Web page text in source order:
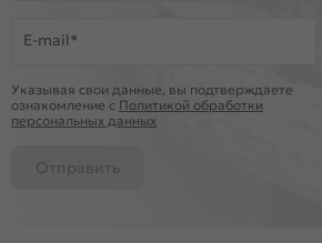
E-mail*
Указывая свои данные, вы подтверждаете
ознакомление c Политикой обработки
персональных данных
Отправить